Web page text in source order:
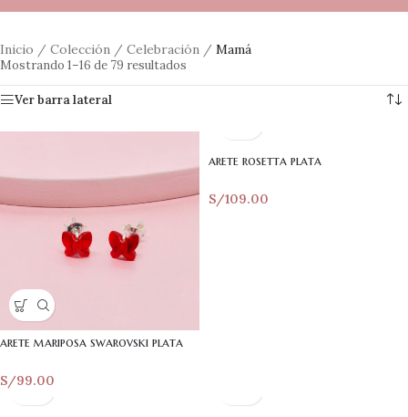
Inicio / Colección / Celebración / Mamá
Mostrando 1–16 de 79 resultados
Ver barra lateral
arete mariposa swarovski plata
S/99.00
arete rosetta plata
S/109.00